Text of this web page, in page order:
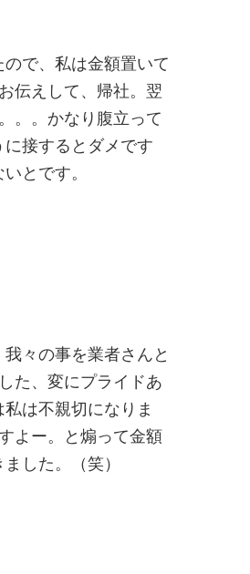
で、私は金額置いて
伝えして、帰社。翌
。。かなり腹立って
接するとダメです
とです。
々の事を業者さんと
た、変にプライドあ
は不親切になりま
よー。と煽って金額
した。（笑）